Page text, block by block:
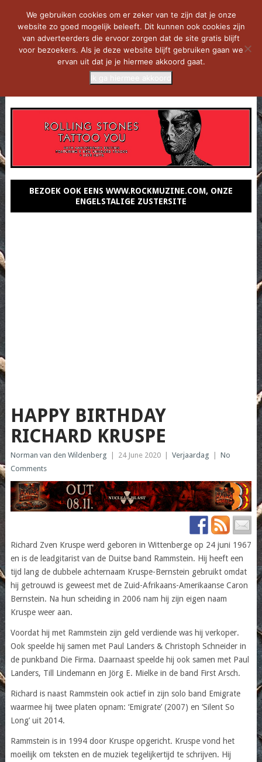
BEZOEK OOK EENS WWW.ROCKMUZINE.COM, ONZE
ENGELSTALIGE ZUSTERSITE
HAPPY BIRTHDAY
RICHARD KRUSPE
Norman van den Wildenberg 24 June 2020 Verjaardag
No
Comments
Richard Zven Kruspe werd geboren in Wittenberge op 24 juni 1967
en is de leadgitarist van de Duitse band Rammstein. Hij heeft een
tijd lang de dubbele achternaam Kruspe-Bernstein gebruikt omdat
hij getrouwd is geweest met de Zuid-Afrikaans-Amerikaanse Caron
Bernstein. Na hun scheiding in 2006 nam hij zijn eigen naam
Kruspe weer aan.
Voordat hij met Rammstein zijn geld verdiende was hij verkoper.
Ook speelde hij samen met Paul Landers & Christoph Schneider in
de punkband Die Firma. Daarnaast speelde hij ook samen met Paul
Landers, Till Lindemann en Jörg E. Mielke in de band First Arsch.
Richard is naast Rammstein ook actief in zijn solo band Emigrate
waarmee hij twee platen opnam: ‘Emigrate’ (2007) en ‘Silent So
Long’ uit 2014.
Rammstein is in 1994 door Kruspe opgericht. Kruspe vond het
moeilijk om teksten en de muziek tegelijkertijd te schrijven. Hij
We gebruiken cookies om er zeker van te zijn dat je onze
website zo goed mogelijk beleeft. Dit kunnen ook cookies zijn
van adverteerders die ervoor zorgen dat de site gratis blijft
voor bezoekers. Als je deze website blijft gebruiken gaan we
ervan uit dat je je hiermee akkoord gaat.
Ik ga hiermee akkoord